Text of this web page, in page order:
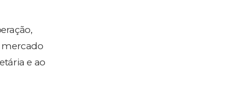
mercado
e ao